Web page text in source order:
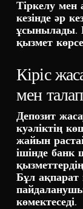
Тіркелу мен
кезінде әр
ұсынылады.
қызмет
Кіріс
мен
Депозит
куәліктің
жайын
ішінде
Бұл ақпарат
көмектеседі.